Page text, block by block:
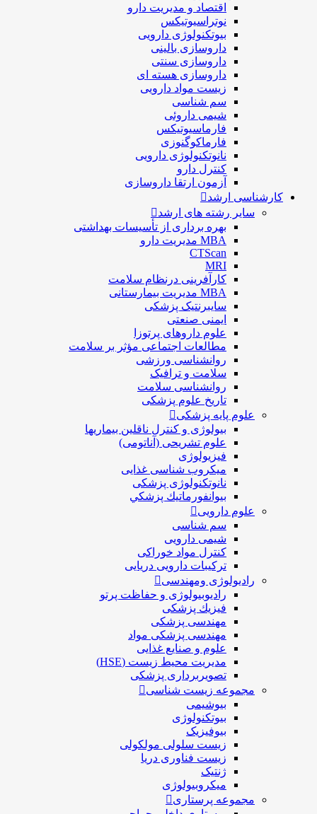
اقتصاد و مديريت دارو
نوتراسیوتیکس
بيوتكنولوژی دارویی
داروسازی بالينی
داروسازی سنتی
داروسازی هسته ای
زیست مواد دارویی
سم شناسی
شيمی داروئی
فارماسيوتيكس
فارماكوگنوزی
نانوتکنولوژی دارویی
كنترل دارو
آزمون ارتقا داروسازی
کارشناسی ارشد
سایر رشته های ارشد
بهره برداری از تأسیسات بهداشتی
MBA مدیریت دارو
CTScan
MRI
کارآفرینی درنظام سلامت
MBA مدیریت بیمارستانی
سایبرنتیک پزشکی
ایمنی صنعتی
علوم داروهای پرتوزا
مطالعات اجتماعی مؤثر بر سلامت
روانشناسی ورزشی
سلامت و ترافیک
روانشناسی سلامت
تاریخ علوم پزشکی
علوم پایه پزشکی
بیولوژی و کنترل ناقلین بیماریها
علوم تشریحی (آناتومی)
فیزیولوژی
ميكروب شناسی غذایی
نانوتکنولوژی پزشکی
بيوانفورماتيك پزشكي
علوم دارویی
سم شناسی
شیمی دارویی
کنترل مواد خوراکی
ترکیبات دارویی دریایی
رادیولوژی ومهندسی
رادیوبیولوژی و حفاظت پرتو
فيزيك پزشکی
مهندسی پزشکی
مهندسی پزشکی مواد
علوم و صنايع غذایی
مدیریت محیط زیست (HSE)
تصویربرداری پزشکی
مجموعه زیست شناسی
بیوشیمی
بیوتکنولوژی
بیوفیزیک
زیست سلولی مولکولی
زیست فناوری دریا
ژنتیک
میکروبیولوژی
مجموعه پرستاری